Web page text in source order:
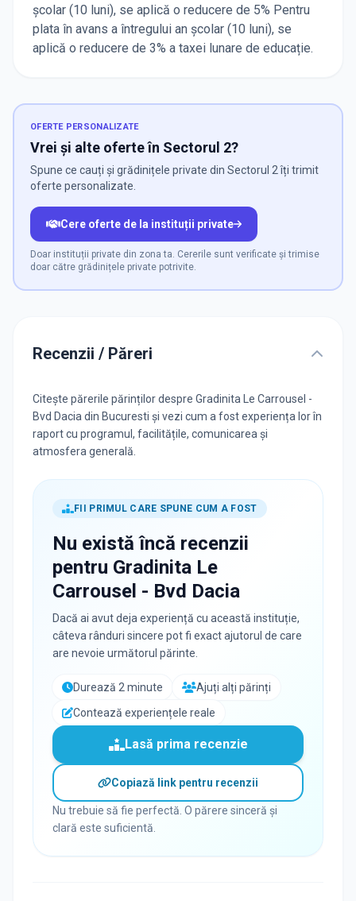
școlar (10 luni), se aplică o reducere de 5% Pentru
plata în avans a întregului an școlar (10 luni), se
aplică o reducere de 3% a taxei lunare de educație.
OFERTE PERSONALIZATE
Vrei și alte oferte în Sectorul 2?
Spune ce cauți și grădinițele private din Sectorul 2 îți trimit
oferte personalizate.
Cere oferte de la instituții private
Doar instituții private din zona ta. Cererile sunt verificate și trimise
doar către grădinițele private potrivite.
Recenzii / Păreri
Citește părerile părinților despre Gradinita Le Carrousel -
Bvd Dacia din Bucuresti și vezi cum a fost experiența lor în
raport cu programul, facilitățile, comunicarea și
atmosfera generală.
FII PRIMUL CARE SPUNE CUM A FOST
Nu există încă recenzii
pentru Gradinita Le
Carrousel - Bvd Dacia
Dacă ai avut deja experiență cu această instituție,
câteva rânduri sincere pot fi exact ajutorul de care
are nevoie următorul părinte.
Durează 2 minute
Ajuți alți părinți
Contează experiențele reale
Lasă prima recenzie
Copiază link pentru recenzii
Nu trebuie să fie perfectă. O părere sinceră și
clară este suficientă.